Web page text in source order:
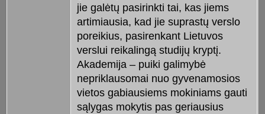
jie galėtų pasirinkti tai, kas jiems
artimiausia, kad jie suprastų verslo
poreikius, pasirenkant Lietuvos
verslui reikalingą studijų kryptį.
Akademija – puiki galimybė
nepriklausomai nuo gyvenamosios
vietos gabiausiems mokiniams gauti
sąlygas mokytis pas geriausius